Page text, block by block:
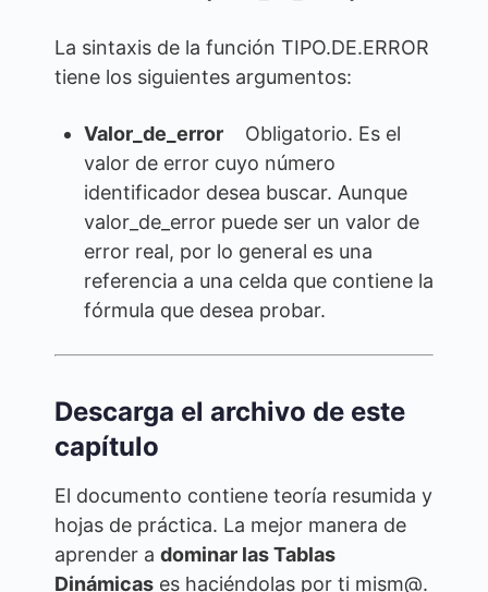
La sintaxis de la función TIPO.DE.ERROR
tiene los siguientes argumentos:
Valor_de_error Obligatorio. Es el
valor de error cuyo número
identificador desea buscar. Aunque
valor_de_error puede ser un valor de
error real, por lo general es una
referencia a una celda que contiene la
fórmula que desea probar.
Descarga el archivo de este
capítulo
El documento contiene teoría resumida y
hojas de práctica. La mejor manera de
aprender a dominar las Tablas
Dinámicas es haciéndolas por ti mism@.